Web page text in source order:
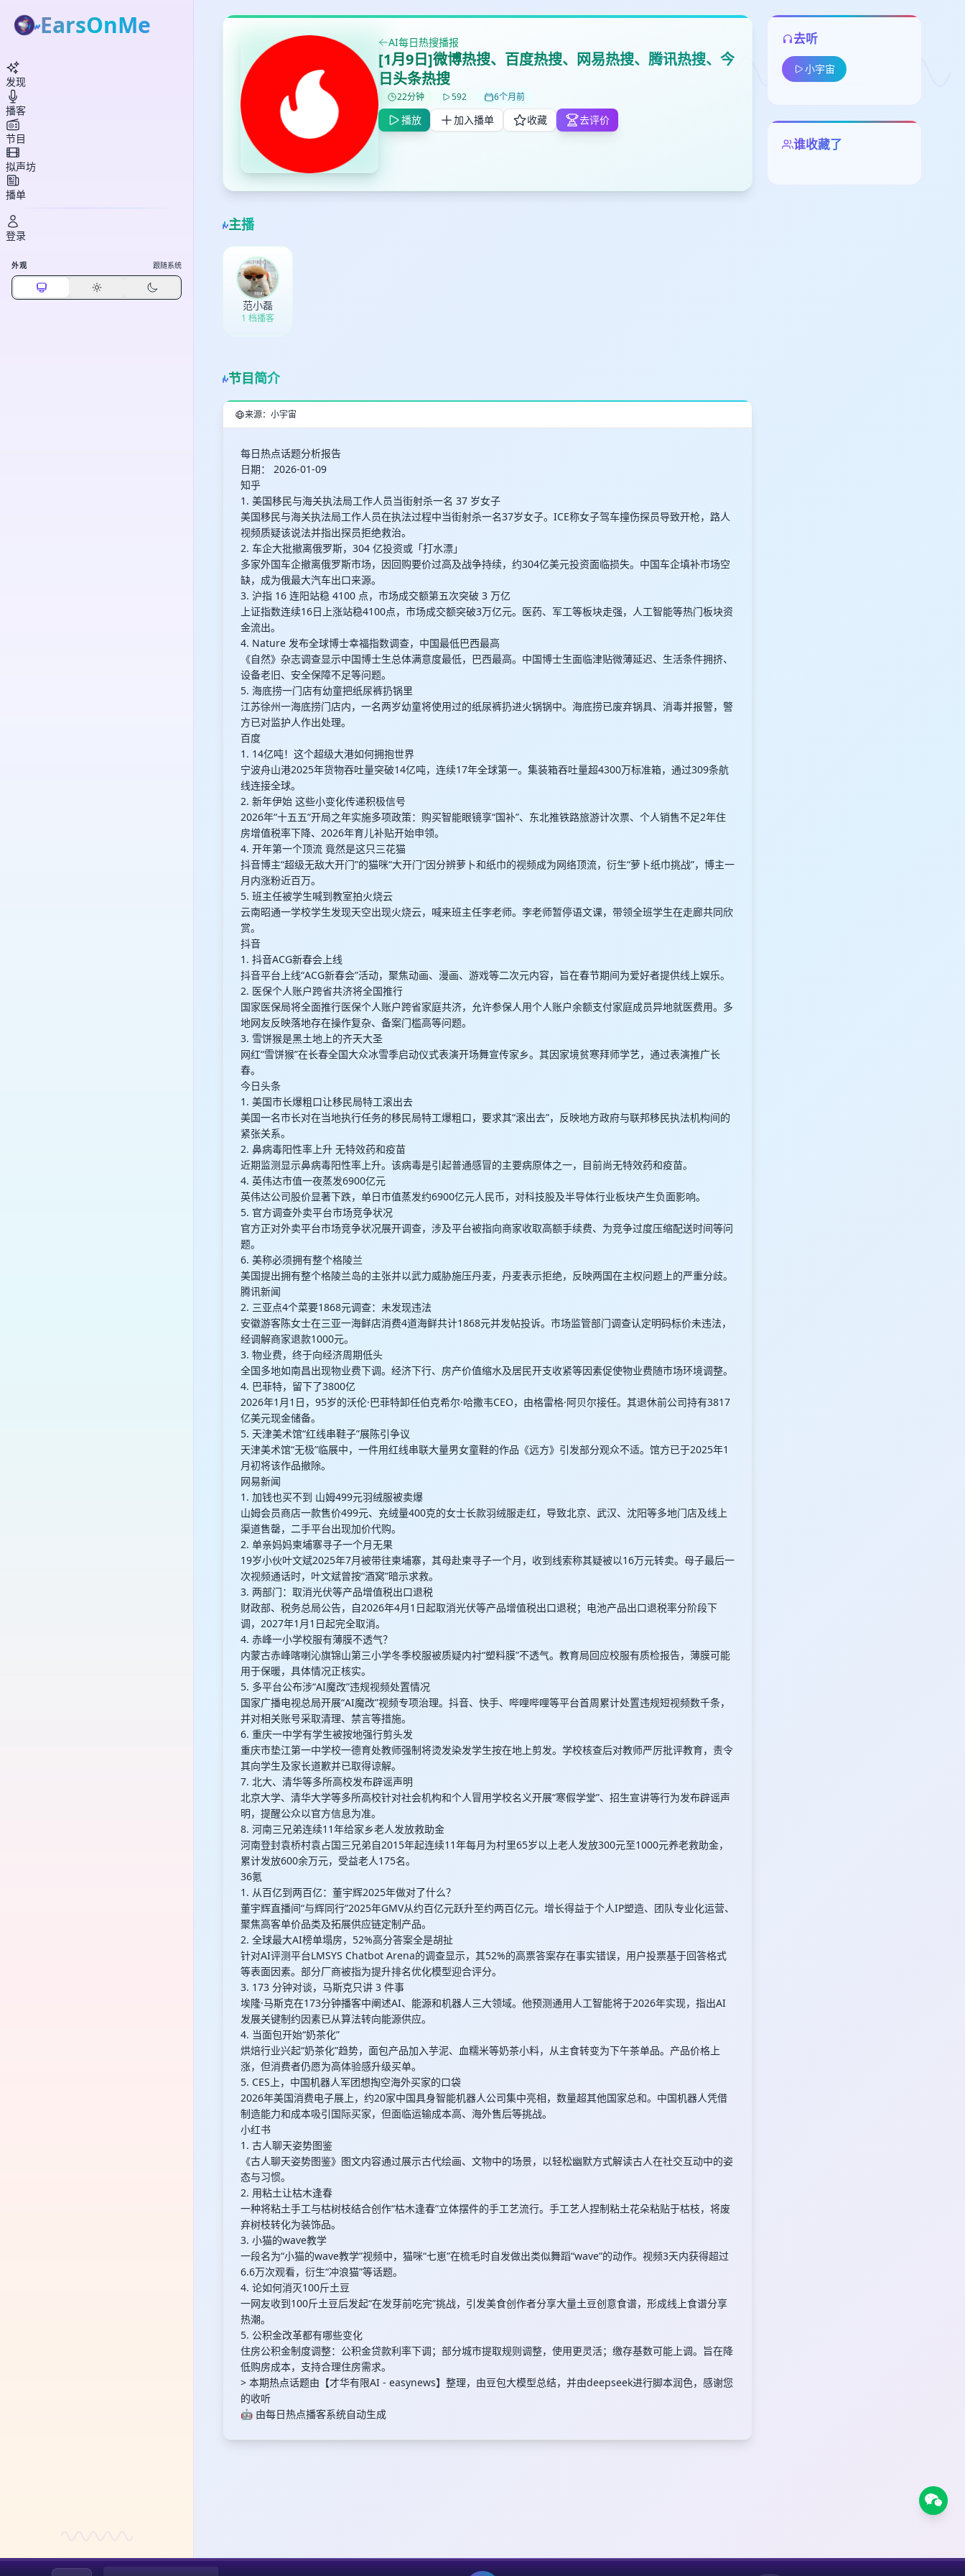
AI每日热搜播报
[1月9日]微博热搜、百度热搜、网易热搜、腾讯热搜、今
日头条热搜
22分钟 592 6个月前
播放 加入播单 收藏 去评价
主播
范小磊
1 档播客
节目简介
来源：小宇宙
每日热点话题分析报告
日期： 2026-01-09
知乎
1. 美国移民与海关执法局工作人员当街射杀一名 37 岁女子
美国移民与海关执法局工作人员在执法过程中当街射杀一名37岁女子。ICE称女子驾车撞伤探员导致开枪，路人
视频质疑该说法并指出探员拒绝救治。
2. 车企大批撤离俄罗斯，304 亿投资或「打水漂」
多家外国车企撤离俄罗斯市场，因回购要价过高及战争持续，约304亿美元投资面临损失。中国车企填补市场空
缺，成为俄最大汽车出口来源。
3. 沪指 16 连阳站稳 4100 点，市场成交额第五次突破 3 万亿
上证指数连续16日上涨站稳4100点，市场成交额突破3万亿元。医药、军工等板块走强，人工智能等热门板块资
金流出。
4. Nature 发布全球博士幸福指数调查，中国最低巴西最高
《自然》杂志调查显示中国博士生总体满意度最低，巴西最高。中国博士生面临津贴微薄延迟、生活条件拥挤、
设备老旧、安全保障不足等问题。
5. 海底捞一门店有幼童把纸尿裤扔锅里
江苏徐州一海底捞门店内，一名两岁幼童将使用过的纸尿裤扔进火锅锅中。海底捞已废弃锅具、消毒并报警，警
方已对监护人作出处理。
百度
1. 14亿吨！这个超级大港如何拥抱世界
宁波舟山港2025年货物吞吐量突破14亿吨，连续17年全球第一。集装箱吞吐量超4300万标准箱，通过309条航
线连接全球。
2. 新年伊始 这些小变化传递积极信号
2026年“十五五”开局之年实施多项政策：购买智能眼镜享“国补”、东北推铁路旅游计次票、个人销售不足2年住
房增值税率下降、2026年育儿补贴开始申领。
4. 开年第一个顶流 竟然是这只三花猫
抖音博主“超级无敌大开门”的猫咪“大开门”因分辨萝卜和纸巾的视频成为网络顶流，衍生“萝卜纸巾挑战”，博主一
月内涨粉近百万。
5. 班主任被学生喊到教室拍火烧云
云南昭通一学校学生发现天空出现火烧云，喊来班主任李老师。李老师暂停语文课，带领全班学生在走廊共同欣
赏。
抖音
1. 抖音ACG新春会上线
抖音平台上线“ACG新春会”活动，聚焦动画、漫画、游戏等二次元内容，旨在春节期间为爱好者提供线上娱乐。
2. 医保个人账户跨省共济将全国推行
国家医保局将全面推行医保个人账户跨省家庭共济，允许参保人用个人账户余额支付家庭成员异地就医费用。多
地网友反映落地存在操作复杂、备案门槛高等问题。
3. 雪饼猴是黑土地上的齐天大圣
网红“雪饼猴”在长春全国大众冰雪季启动仪式表演开场舞宣传家乡。其因家境贫寒拜师学艺，通过表演推广长
春。
今日头条
1. 美国市长爆粗口让移民局特工滚出去
美国一名市长对在当地执行任务的移民局特工爆粗口，要求其“滚出去”，反映地方政府与联邦移民执法机构间的
紧张关系。
2. 鼻病毒阳性率上升 无特效药和疫苗
近期监测显示鼻病毒阳性率上升。该病毒是引起普通感冒的主要病原体之一，目前尚无特效药和疫苗。
4. 英伟达市值一夜蒸发6900亿元
英伟达公司股价显著下跌，单日市值蒸发约6900亿元人民币，对科技股及半导体行业板块产生负面影响。
5. 官方调查外卖平台市场竞争状况
官方正对外卖平台市场竞争状况展开调查，涉及平台被指向商家收取高额手续费、为竞争过度压缩配送时间等问
题。
6. 美称必须拥有整个格陵兰
美国提出拥有整个格陵兰岛的主张并以武力威胁施压丹麦，丹麦表示拒绝，反映两国在主权问题上的严重分歧。
腾讯新闻
2. 三亚点4个菜要1868元调查：未发现违法
安徽游客陈女士在三亚一海鲜店消费4道海鲜共计1868元并发帖投诉。市场监管部门调查认定明码标价未违法，
经调解商家退款1000元。
3. 物业费，终于向经济周期低头
全国多地如南昌出现物业费下调。经济下行、房产价值缩水及居民开支收紧等因素促使物业费随市场环境调整。
4. 巴菲特，留下了3800亿
2026年1月1日，95岁的沃伦·巴菲特卸任伯克希尔·哈撒韦CEO，由格雷格·阿贝尔接任。其退休前公司持有3817
亿美元现金储备。
5. 天津美术馆“红线串鞋子”展陈引争议
天津美术馆“无极”临展中，一件用红线串联大量男女童鞋的作品《远方》引发部分观众不适。馆方已于2025年1
月初将该作品撤除。
网易新闻
1. 加钱也买不到 山姆499元羽绒服被卖爆
山姆会员商店一款售价499元、充绒量400克的女士长款羽绒服走红，导致北京、武汉、沈阳等多地门店及线上
渠道售罄，二手平台出现加价代购。
2. 单亲妈妈柬埔寨寻子一个月无果
19岁小伙叶文斌2025年7月被带往柬埔寨，其母赴柬寻子一个月，收到线索称其疑被以16万元转卖。母子最后一
次视频通话时，叶文斌曾按“酒窝”暗示求救。
3. 两部门：取消光伏等产品增值税出口退税
财政部、税务总局公告，自2026年4月1日起取消光伏等产品增值税出口退税；电池产品出口退税率分阶段下
调，2027年1月1日起完全取消。
4. 赤峰一小学校服有薄膜不透气？
内蒙古赤峰喀喇沁旗锦山第三小学冬季校服被质疑内衬“塑料膜”不透气。教育局回应校服有质检报告，薄膜可能
用于保暖，具体情况正核实。
5. 多平台公布涉“AI魔改”违规视频处置情况
国家广播电视总局开展“AI魔改”视频专项治理。抖音、快手、哔哩哔哩等平台首周累计处置违规短视频数千条，
并对相关账号采取清理、禁言等措施。
6. 重庆一中学有学生被按地强行剪头发
重庆市垫江第一中学校一德育处教师强制将烫发染发学生按在地上剪发。学校核查后对教师严厉批评教育，责令
其向学生及家长道歉并已取得谅解。
7. 北大、清华等多所高校发布辟谣声明
北京大学、清华大学等多所高校针对社会机构和个人冒用学校名义开展“寒假学堂”、招生宣讲等行为发布辟谣声
明，提醒公众以官方信息为准。
8. 河南三兄弟连续11年给家乡老人发放救助金
河南登封袁桥村袁占国三兄弟自2015年起连续11年每月为村里65岁以上老人发放300元至1000元养老救助金，
累计发放600余万元，受益老人175名。
36氪
1. 从百亿到两百亿：董宇辉2025年做对了什么？
董宇辉直播间“与辉同行”2025年GMV从约百亿元跃升至约两百亿元。增长得益于个人IP塑造、团队专业化运营、
聚焦高客单价品类及拓展供应链定制产品。
2. 全球最大AI榜单塌房，52%高分答案全是胡扯
针对AI评测平台LMSYS Chatbot Arena的调查显示，其52%的高票答案存在事实错误，用户投票基于回答格式
等表面因素。部分厂商被指为提升排名优化模型迎合评分。
3. 173 分钟对谈，马斯克只讲 3 件事
埃隆·马斯克在173分钟播客中阐述AI、能源和机器人三大领域。他预测通用人工智能将于2026年实现，指出AI
发展关键制约因素已从算法转向能源供应。
4. 当面包开始“奶茶化”
烘焙行业兴起“奶茶化”趋势，面包产品加入芋泥、血糯米等奶茶小料，从主食转变为下午茶单品。产品价格上
涨，但消费者仍愿为高体验感升级买单。
5. CES上，中国机器人军团想掏空海外买家的口袋
2026年美国消费电子展上，约20家中国具身智能机器人公司集中亮相，数量超其他国家总和。中国机器人凭借
制造能力和成本吸引国际买家，但面临运输成本高、海外售后等挑战。
小红书
1. 古人聊天姿势图鉴
《古人聊天姿势图鉴》图文内容通过展示古代绘画、文物中的场景，以轻松幽默方式解读古人在社交互动中的姿
态与习惯。
2. 用粘土让枯木逢春
一种将粘土手工与枯树枝结合创作“枯木逢春”立体摆件的手工艺流行。手工艺人捏制粘土花朵粘贴于枯枝，将废
弃树枝转化为装饰品。
3. 小猫的wave教学
一段名为“小猫的wave教学”视频中，猫咪“七崽”在梳毛时自发做出类似舞蹈“wave”的动作。视频3天内获得超过
6.6万次观看，衍生“冲浪猫”等话题。
4. 论如何消灭100斤土豆
一网友收到100斤土豆后发起“在发芽前吃完”挑战，引发美食创作者分享大量土豆创意食谱，形成线上食谱分享
热潮。
5. 公积金改革都有哪些变化
住房公积金制度调整：公积金贷款利率下调；部分城市提取规则调整，使用更灵活；缴存基数可能上调。旨在降
低购房成本，支持合理住房需求。
> 本期热点话题由【才华有限AI - easynews】整理，由豆包大模型总结，并由deepseek进行脚本润色，感谢您
的收听
🤖 由每日热点播客系统自动生成
去听
小宇宙
谁收藏了
打分
鼠标下留人
删除确认
EarsOnMe
发现
播客
节目
拟声坊
播单
登录
外观 跟随系统
加入播单